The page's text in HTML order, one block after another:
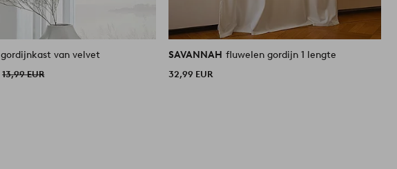
gordijnkast van velvet
13,99 EUR
SAVANNAH fluwelen gordijn 1 lengte
32,99 EUR